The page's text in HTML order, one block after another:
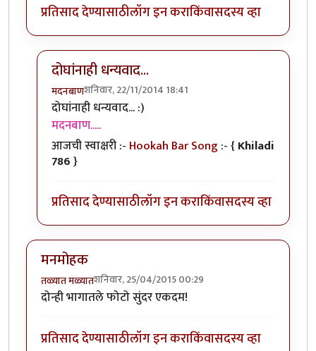
प्रतिसाद देण्यासाठीलॉग इन कराकिंवासदस्य व्हा
दोघांनाही धन्यवाद...
मदनबाणशनिवार, 22/11/2014 18:41
In reply toब्लू मॉरमॉनचा फोटो फारच छान
दोघांनाही धन्यवाद... :)
मदनबाण.....
आजची स्वाक्षरी :- Hookah Bar Song :- { Khiladi
786}
प्रतिसाद देण्यासाठीलॉग इन कराकिंवासदस्य व्हा
मनमोहक
तळ्यात मळ्यातशनिवार, 25/04/2015 00:29
दोन्ही भागातले फोटो सुंदर एकदम!
प्रतिसाद देण्यासाठीलॉग इन कराकिंवासदस्य व्हा